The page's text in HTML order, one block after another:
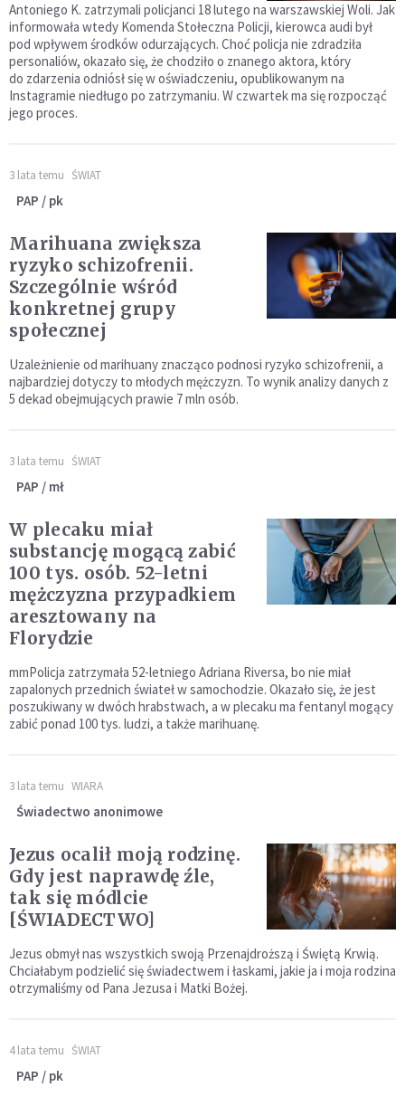
Antoniego K. zatrzymali policjanci 18 lutego na warszawskiej Woli. Jak
informowała wtedy Komenda Stołeczna Policji, kierowca audi był
pod wpływem środków odurzających. Choć policja nie zdradziła
personaliów, okazało się, że chodziło o znanego aktora, który
do zdarzenia odniósł się w oświadczeniu, opublikowanym na
Instagramie niedługo po zatrzymaniu. W czwartek ma się rozpocząć
jego proces.
3 lata temu ŚWIAT
PAP / pk
Marihuana zwiększa
ryzyko schizofrenii.
Szczególnie wśród
konkretnej grupy
społecznej
Uzależnienie od marihuany znacząco podnosi ryzyko schizofrenii, a
najbardziej dotyczy to młodych mężczyzn. To wynik analizy danych z
5 dekad obejmujących prawie 7 mln osób.
3 lata temu ŚWIAT
PAP / mł
W plecaku miał
substancję mogącą zabić
100 tys. osób. 52-letni
mężczyzna przypadkiem
aresztowany na
Florydzie
mmPolicja zatrzymała 52-letniego Adriana Riversa, bo nie miał
zapalonych przednich świateł w samochodzie. Okazało się, że jest
poszukiwany w dwóch hrabstwach, a w plecaku ma fentanyl mogący
zabić ponad 100 tys. ludzi, a także marihuanę.
3 lata temu WIARA
Świadectwo anonimowe
Jezus ocalił moją rodzinę.
Gdy jest naprawdę źle,
tak się módlcie
[ŚWIADECTWO]
Jezus obmył nas wszystkich swoją Przenajdroższą i Świętą Krwią.
Chciałabym podzielić się świadectwem i łaskami, jakie ja i moja rodzina
otrzymaliśmy od Pana Jezusa i Matki Bożej.
4 lata temu ŚWIAT
PAP / pk